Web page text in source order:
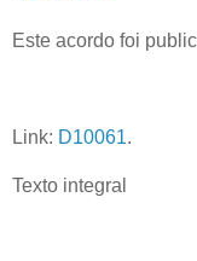
Este acordo foi
Link: D10061.
Texto integral